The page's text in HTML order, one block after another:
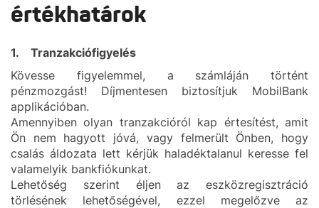
értékhatárok
1. Tranzakciófigyelés
Kövesse figyelemmel, a számláján történt
pénzmozgást! Díjmentesen biztosítjuk MobilBank
applikációban.
Amennyiben olyan tranzakcióról kap értesítést, amit
Ön nem hagyott jóvá, vagy felmerült Önben, hogy
csalás áldozata lett kérjük haladéktalanul keresse fel
valamelyik bankfiókunkat.
Lehetőség szerint éljen az eszközregisztráció
törlésének lehetőségével, ezzel megelőzve az